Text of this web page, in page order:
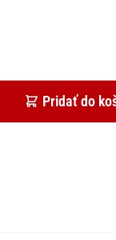
Pridať do